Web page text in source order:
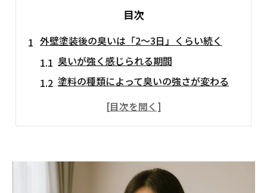
目次
外壁塗装後の臭いは「2〜3日」くらい続く
臭いが強く感じられる期間
塗料の種類によって臭いの強さが変わる
換気と対策をすれば、臭いは早く消える
ペットや小さなお子様、高齢者には注意を
臭いが長引くのは湿気や換気不足も一因